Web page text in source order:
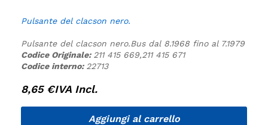
Pulsante del clacson nero.
Pulsante del clacson nero.Bus dal 8.1968 fino al 7.1979
Codice Originale: 211 415 669,211 415 671
Codice interno: 22713
8,65 €IVA Incl.
Aggiungi al carrello